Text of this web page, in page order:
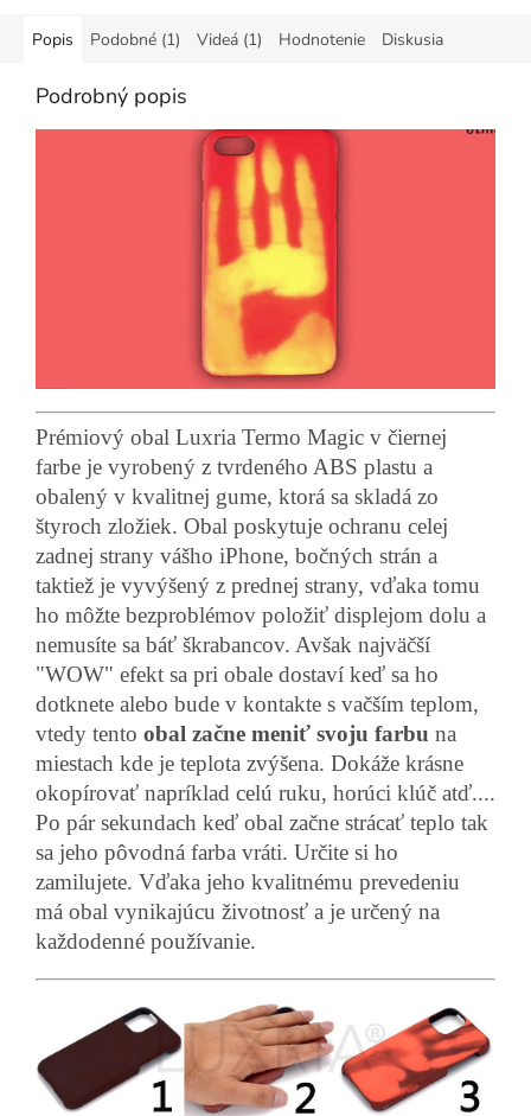
Popis Podobné (1) Videá (1) Hodnotenie Diskusia
Podrobný popis
Prémiový obal Luxria Termo Magic v čiernej
farbe je vyrobený z tvrdeného ABS plastu a
obalený v kvalitnej gume, ktorá sa skladá zo
štyroch zložiek. Obal poskytuje ochranu celej
zadnej strany vášho iPhone, bočných strán a
taktiež je vyvýšený z prednej strany, vďaka tomu
ho môžte bezproblémov položiť displejom dolu a
nemusíte sa báť škrabancov. Avšak najväčší
"WOW" efekt sa pri obale dostaví keď sa ho
dotknete alebo bude v kontakte s vačším teplom,
vtedy tento obal začne meniť svoju farbu na
miestach kde je teplota zvýšena. Dokáže krásne
okopírovať napríklad celú ruku, horúci klúč atď....
Po pár sekundach keď obal začne strácať teplo tak
sa jeho pôvodná farba vráti. Určite si ho
zamilujete. Vďaka jeho kvalitnému prevedeniu
má obal vynikajúcu životnosť a je určený na
každodenné používanie.